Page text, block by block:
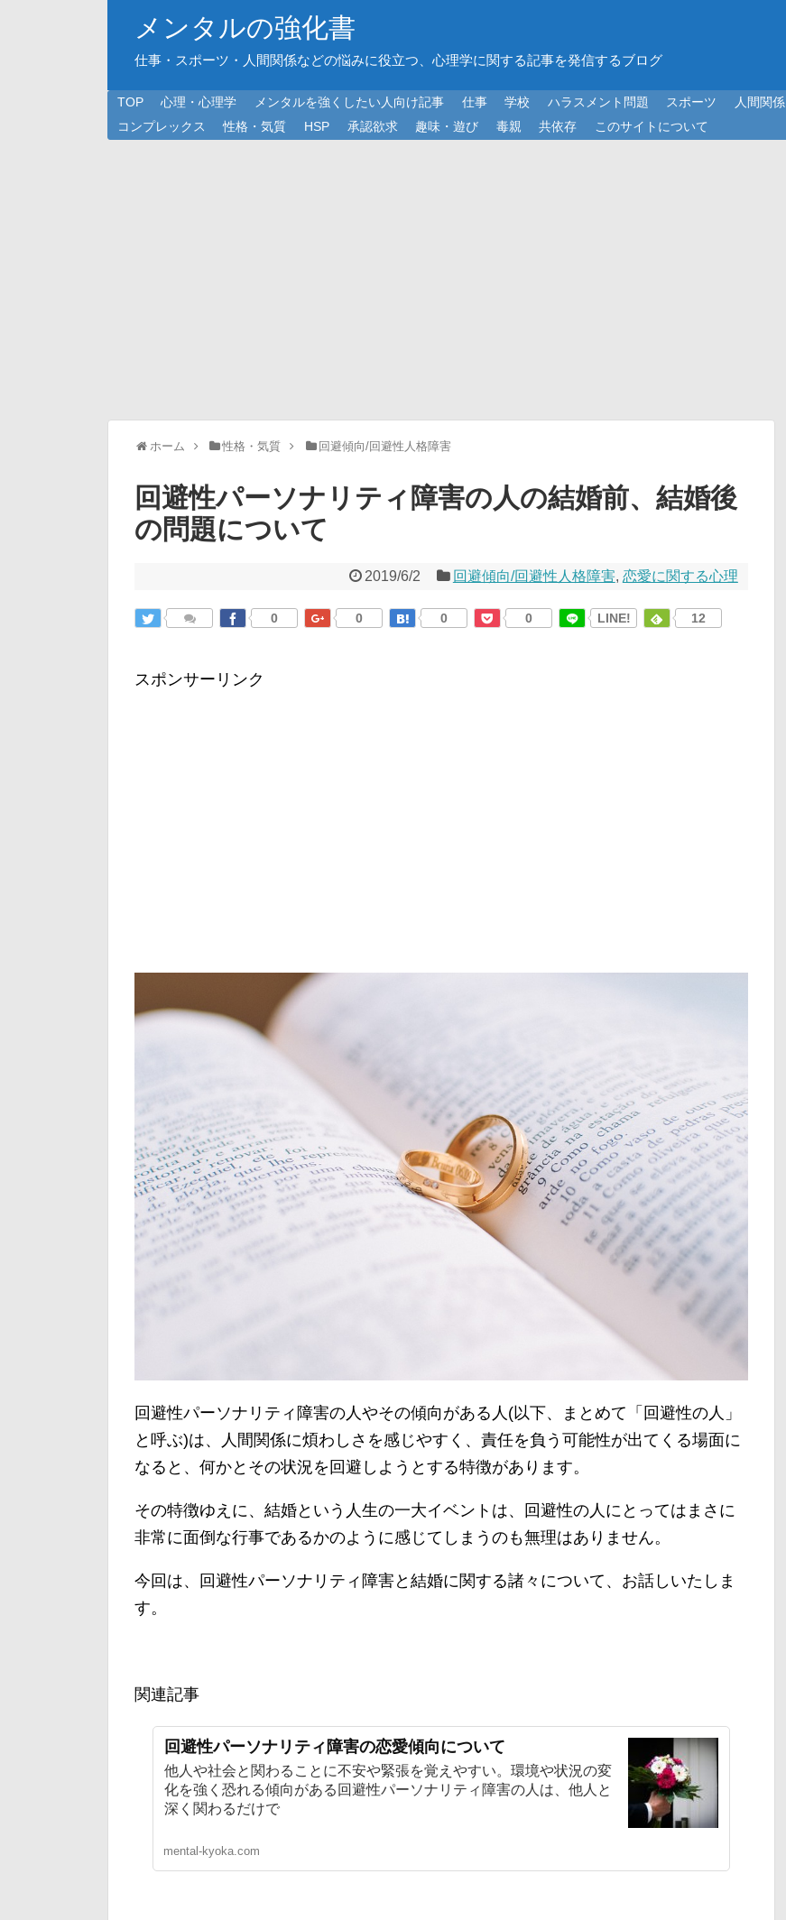
メンタルの強化書
仕事・スポーツ・人間関係などの悩みに役立つ、心理学に関する記事を発信するブログ
TOP 心理・心理学 メンタルを強くしたい人向け記事 仕事 学校 ハラスメント問題 スポーツ 人間関係
コンプレックス
性格・気質 HSP 承認欲求 趣味・遊び 毒親 共依存 このサイトについて
ホーム 性格・気質 回避傾向/回避性人格障害
回避性パーソナリティ障害の人の結婚前、結婚後
の問題について
2019/6/2 回避傾向/回避性人格障害, 恋愛に関する心理
0 0 0 0 LINE! 12
スポンサーリンク
回避性パーソナリティ障害の人やその傾向がある人(以下、まとめて「回避性の人」
と呼ぶ)は、人間関係に煩わしさを感じやすく、責任を負う可能性が出てくる場面に
なると、何かとその状況を回避しようとする特徴があります。
その特徴ゆえに、結婚という人生の一大イベントは、回避性の人にとってはまさに
非常に面倒な行事であるかのように感じてしまうのも無理はありません。
今回は、回避性パーソナリティ障害と結婚に関する諸々について、お話しいたしま
す。
関連記事
回避性パーソナリティ障害の恋愛傾向について
他人や社会と関わることに不安や緊張を覚えやすい。環境や状況の変
化を強く恐れる傾向がある回避性パーソナリティ障害の人は、他人と
深く関わるだけで
mental-kyoka.com